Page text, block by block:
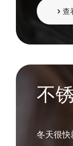
查
不
冬天很